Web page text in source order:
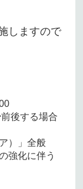
しますので
後する場合
）」全般
強化に伴う